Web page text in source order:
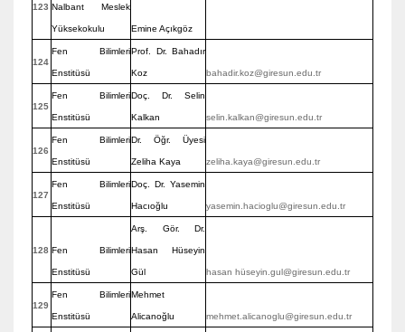
123 Nalbant Meslek
Yüksekokulu Emine Açıkgöz
124
Fen Bilimleri
Enstitüsü
Prof. Dr. Bahadır
Koz bahadir.koz@giresun.edu.tr
125
Fen Bilimleri
Enstitüsü
Doç. Dr. Selin
Kalkan selin.kalkan@giresun.edu.tr
126
Fen Bilimleri
Enstitüsü
Dr. Öğr. Üyesi
Zeliha Kaya zeliha.kaya@giresun.edu.tr
127
Fen Bilimleri
Enstitüsü
Doç. Dr. Yasemin
Hacıoğlu yasemin.hacioglu@giresun.edu.tr
128 Fen Bilimleri
Enstitüsü
Arş. Gör. Dr.
Hasan Hüseyin
Gül hasan hüseyin.gul@giresun.edu.tr
129
Fen Bilimleri
Enstitüsü
Mehmet
Alicanoğlu mehmet.alicanoglu@giresun.edu.tr